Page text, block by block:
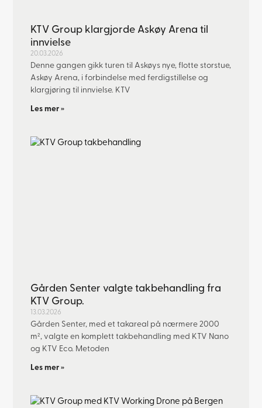
KTV Group klargjorde Askøy Arena til
innvielse
20.03.2026
Denne gangen gikk turen til Askøys nye, flotte storstue,
Askøy Arena, i forbindelse med ferdigstillelse og
klargjøring til innvielse. KTV
Les mer »
Gården Senter valgte takbehandling fra
KTV Group.
13.03.2026
Gården Senter, med et takareal på nærmere 2000
m², valgte en komplett takbehandling med KTV Nano
og KTV Eco. Metoden
Les mer »